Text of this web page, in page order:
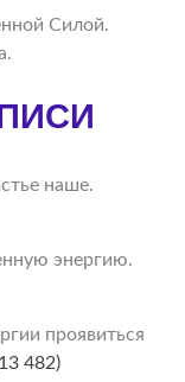
Силой.
наше.
энергию.
проявиться
482)